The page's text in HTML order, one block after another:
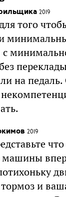
2019
того
с
на
2019
машины
тормоз и